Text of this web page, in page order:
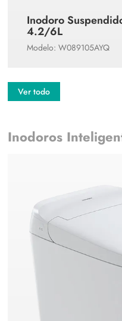
Inodoro
4.2/6L
Modelo: W089105AYQ
Ver todo
Inodoros